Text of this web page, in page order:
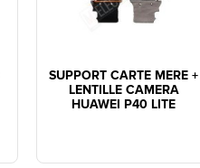
SUPPORT CARTE MERE +
LENTILLE CAMERA
HUAWEI P40 LITE